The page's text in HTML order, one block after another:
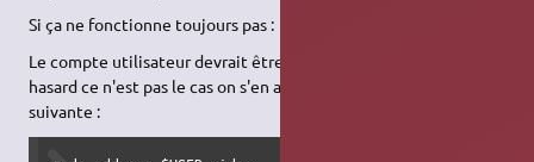
Si ça ne fonctionne toujours pas :
Le compte utilisateur devrait être dans le groupe "video". Si par
hasard ce n'est pas le cas on s'en assure par la commande
suivante :